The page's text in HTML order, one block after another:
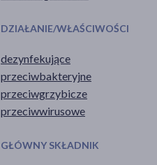
DZIAŁANIE/WŁAŚCIWOŚCI
dezynfekujące
przeciwbakteryjne
przeciwgrzybicze
przeciwwirusowe
GŁÓWNY SKŁADNIK